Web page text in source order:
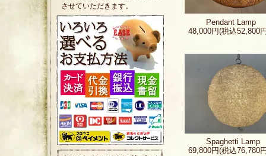
Pendant Lamp
48,000円(税込52,800
Spaghetti Lamp
69,800円(税込76,780
させていただきます。